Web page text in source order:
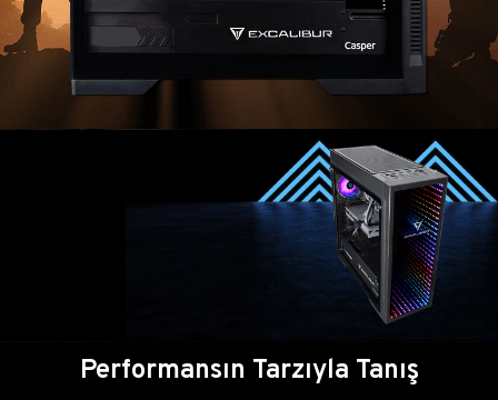
Performansın Tarzıyla Tanış